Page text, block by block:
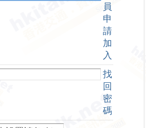
員
申
請
加
入
找
回
密
碼